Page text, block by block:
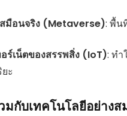
สมือนจริง (Metaverse): พื้น
ร์เน็ตของสรรพสิ่ง (IoT): ทำ
ะ
มกับเทคโนโลยีอย่าง